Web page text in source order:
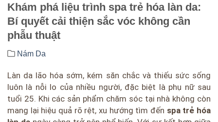
Khám phá liệu trình spa trẻ hóa làn da:
Bí quyết cải thiện sắc vóc không cần
phẫu thuật
Nám Da
Làn da lão hóa sớm, kém săn chắc và thiếu sức sống
luôn là nỗi lo của nhiều người, đặc biệt là phụ nữ sau
tuổi 25. Khi các sản phẩm chăm sóc tại nhà không còn
mang lại hiệu quả rõ rệt, xu hướng tìm đến spa trẻ hóa